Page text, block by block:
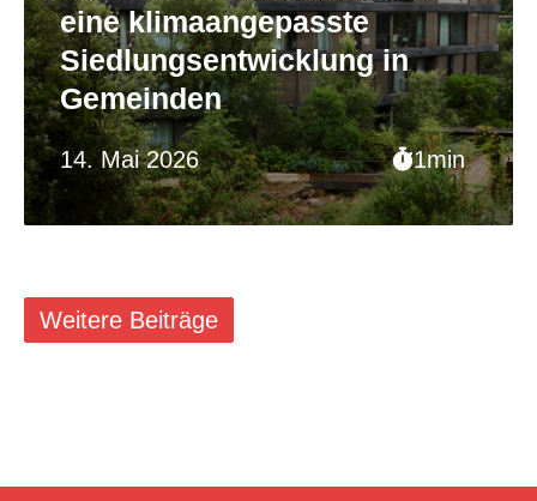
14. Mai 2026 1min
eine klimaangepasste
Siedlungsentwicklung in
Gemeinden
Weitere Beiträge